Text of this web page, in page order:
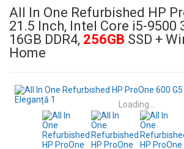
All In One Refurbished HP
21.5 Inch, Intel Core i5-9500
16GB DDR4, 256GB SSD +
Home
Loading...